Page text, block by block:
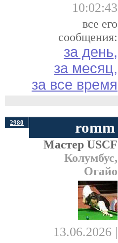
10:02:43
все его
сообщения:
за день,
за месяц,
за все время
2980 romm
Мастер USCF
Колумбус,
Огайо
13.06.2026 |